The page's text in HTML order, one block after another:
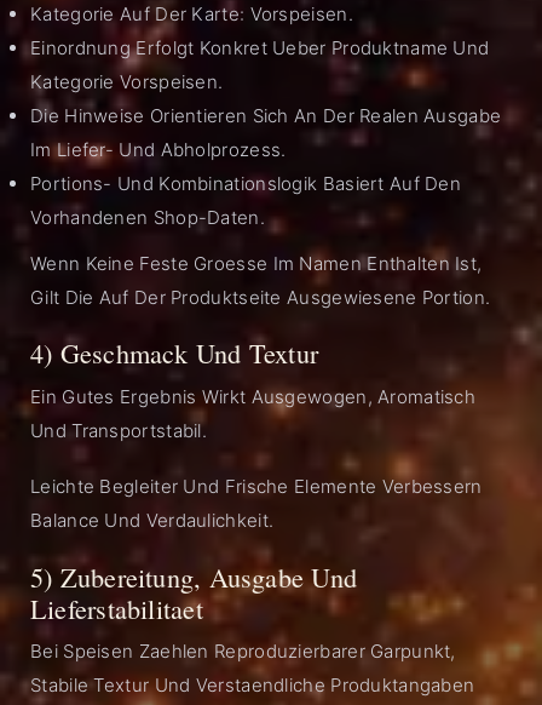
Kategorie Auf Der Karte: Vorspeisen.
Einordnung Erfolgt Konkret Ueber Produktname Und
Kategorie Vorspeisen.
Die Hinweise Orientieren Sich An Der Realen Ausgabe
Im Liefer- Und Abholprozess.
Portions- Und Kombinationslogik Basiert Auf Den
Vorhandenen Shop-Daten.
Wenn Keine Feste Groesse Im Namen Enthalten Ist,
Gilt Die Auf Der Produktseite Ausgewiesene Portion.
4) Geschmack Und Textur
Ein Gutes Ergebnis Wirkt Ausgewogen, Aromatisch
Und Transportstabil.
Leichte Begleiter Und Frische Elemente Verbessern
Balance Und Verdaulichkeit.
5) Zubereitung, Ausgabe Und
Lieferstabilitaet
Bei Speisen Zaehlen Reproduzierbarer Garpunkt,
Stabile Textur Und Verstaendliche Produktangaben